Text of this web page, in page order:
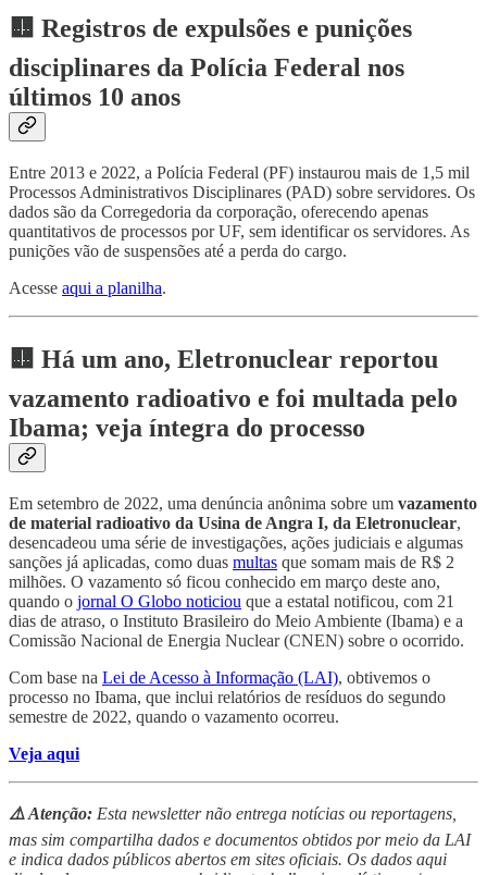
🟨 Registros de expulsões e punições
disciplinares da Polícia Federal nos
últimos 10 anos
Entre 2013 e 2022, a Polícia Federal (PF) instaurou mais de 1,5 mil
Processos Administrativos Disciplinares (PAD) sobre servidores. Os
dados são da Corregedoria da corporação, oferecendo apenas
quantitativos de processos por UF, sem identificar os servidores. As
punições vão de suspensões até a perda do cargo.
Acesse aqui a planilha.
🟨 Há um ano, Eletronuclear reportou
vazamento radioativo e foi multada pelo
Ibama; veja íntegra do processo
Em setembro de 2022, uma denúncia anônima sobre um vazamento
de material radioativo da Usina de Angra I, da Eletronuclear,
desencadeou uma série de investigações, ações judiciais e algumas
sanções já aplicadas, como duas multas que somam mais de R$ 2
milhões. O vazamento só ficou conhecido em março deste ano,
quando o jornal O Globo noticiou que a estatal notificou, com 21
dias de atraso, o Instituto Brasileiro do Meio Ambiente (Ibama) e a
Comissão Nacional de Energia Nuclear (CNEN) sobre o ocorrido.
Com base na Lei de Acesso à Informação (LAI), obtivemos o
processo no Ibama, que inclui relatórios de resíduos do segundo
semestre de 2022, quando o vazamento ocorreu.
Veja aqui
⚠️ Atenção: Esta newsletter não entrega notícias ou reportagens,
mas sim compartilha dados e documentos obtidos por meio da LAI
e indica dados públicos abertos em sites oficiais. Os dados aqui